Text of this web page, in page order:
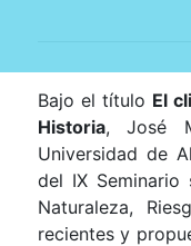
Bajo el título El
Historia, José
Universidad de
del IX Seminario
Naturaleza,
recientes y